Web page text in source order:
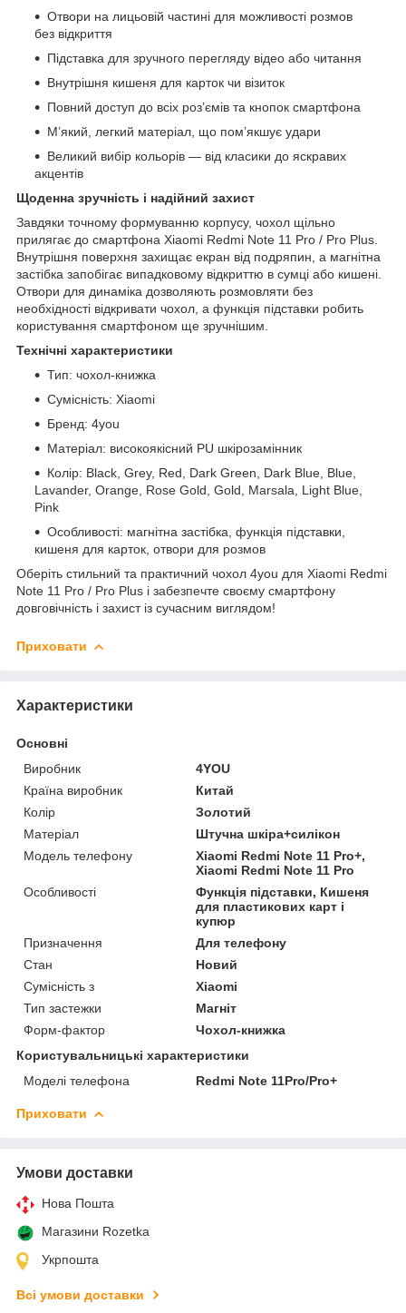
Отвори на лицьовій частині для можливості розмов
без відкриття
Підставка для зручного перегляду відео або читання
Внутрішня кишеня для карток чи візиток
Повний доступ до всіх роз’ємів та кнопок смартфона
М’який, легкий матеріал, що пом’якшує удари
Великий вибір кольорів — від класики до яскравих
акцентів
Щоденна зручність і надійний захист
Завдяки точному формуванню корпусу, чохол щільно
прилягає до смартфона Xiaomi Redmi Note 11 Pro / Pro Plus.
Внутрішня поверхня захищає екран від подряпин, а магнітна
застібка запобігає випадковому відкриттю в сумці або кишені.
Отвори для динаміка дозволяють розмовляти без
необхідності відкривати чохол, а функція підставки робить
користування смартфоном ще зручнішим.
Технічні характеристики
Тип: чохол-книжка
Сумісність: Xiaomi
Бренд: 4you
Матеріал: високоякісний PU шкірозамінник
Колір: Black, Grey, Red, Dark Green, Dark Blue, Blue,
Lavander, Orange, Rose Gold, Gold, Marsala, Light Blue,
Pink
Особливості: магнітна застібка, функція підставки,
кишеня для карток, отвори для розмов
Оберіть стильний та практичний чохол 4you для Xiaomi Redmi
Note 11 Pro / Pro Plus і забезпечте своєму смартфону
довговічність і захист із сучасним виглядом!
Приховати
Характеристики
Основні
Виробник
4YOU
Країна виробник
Китай
Колір
Золотий
Матеріал
Штучна шкіра+силікон
Модель телефону
Xiaomi Redmi Note 11 Pro+,
Xiaomi Redmi Note 11 Pro
Особливості
Функція підставки, Кишеня
для пластикових карт і
купюр
Призначення
Для телефону
Стан
Новий
Сумісність з
Xiaomi
Тип застежки
Магніт
Форм-фактор
Чохол-книжка
Користувальницькі характеристики
Моделі телефона
Redmi Note 11Pro/Pro+
Приховати
Умови доставки
Нова Пошта
Магазини Rozetka
Укрпошта
Всі умови доставки